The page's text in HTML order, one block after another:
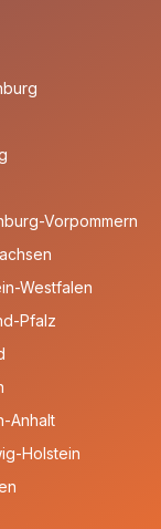
Vorpommern
Westfalen
Pfalz
Anhalt
Holstein